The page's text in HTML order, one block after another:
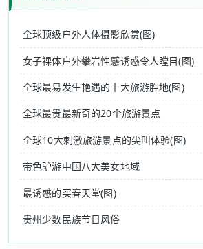
全球顶级户外人体摄影欣赏(图)
女子裸体户外攀岩性感诱惑令人瞠目(图)
全球最易发生艳遇的十大旅游胜地(图)
全球最贵最新奇的20个旅游景点
全球10大刺激旅游景点的尖叫体验(图)
带色驴游中国八大美女地域
最诱惑的买春天堂(图)
贵州少数民族节日风俗